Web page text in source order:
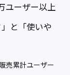
ユーザー以上
と「使いや
売累計ユーザー